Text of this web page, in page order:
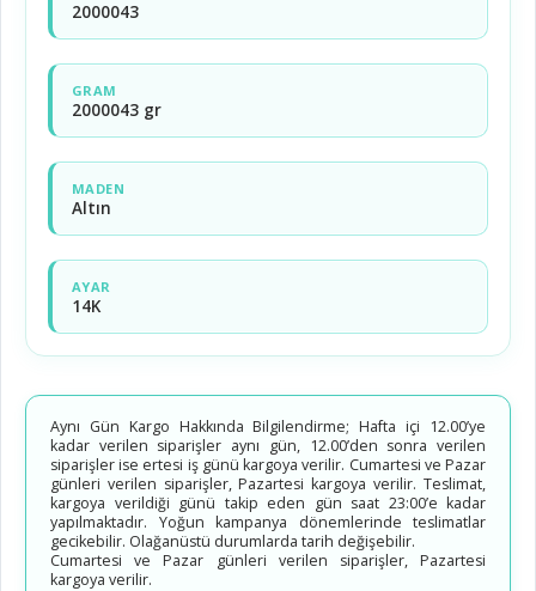
2000043
GRAM
2000043 gr
MADEN
Altın
AYAR
14K
Aynı Gün Kargo Hakkında Bilgilendirme; Hafta içi 12.00’ye
kadar verilen siparişler aynı gün, 12.00’den sonra verilen
siparişler ise ertesi iş günü kargoya verilir. Cumartesi ve Pazar
günleri verilen siparişler, Pazartesi kargoya verilir. Teslimat,
kargoya verildiği günü takip eden gün saat 23:00’e kadar
yapılmaktadır. Yoğun kampanya dönemlerinde teslimatlar
gecikebilir. Olağanüstü durumlarda tarih değişebilir.
Cumartesi ve Pazar günleri verilen siparişler, Pazartesi
kargoya verilir.